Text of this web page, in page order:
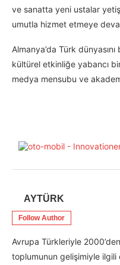
ve sanatta yeni ustalar
umutla hizmet etmeye
Almanya’da Türk
kültürel etkinliğe yabancı
medya mensubu ve
AYTÜRK
Follow Author
Avrupa Türkleriyle
toplumunun gelişimiyle ilgili